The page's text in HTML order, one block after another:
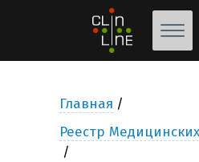
Главная
Реестр